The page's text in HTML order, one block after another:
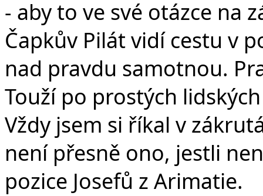
- aby to ve své otázce na
Čapkův Pilát vidí cestu v
nad pravdu samotnou.
Touží po prostých
Vždy jsem si říkal v
není přesně ono, jestli
pozice Josefů z Arimatie.